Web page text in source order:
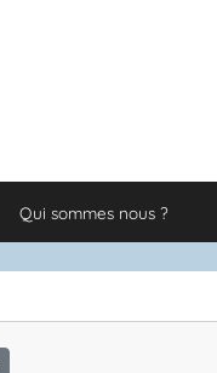
Qui sommes nous ?